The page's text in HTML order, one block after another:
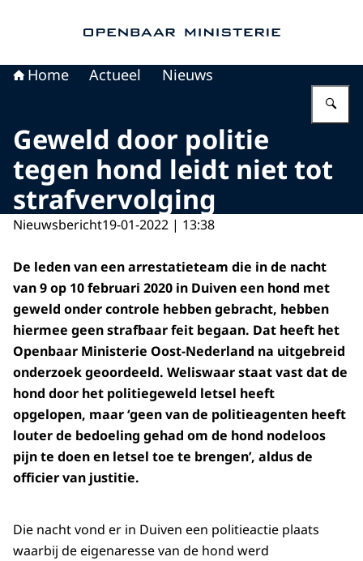
Home Actueel Nieuws
Geweld door politie
tegen hond leidt niet tot
strafvervolging
Nieuwsbericht19-01-2022 | 13:38
De leden van een arrestatieteam die in de nacht
van 9 op 10 februari 2020 in Duiven een hond met
geweld onder controle hebben gebracht, hebben
hiermee geen strafbaar feit begaan. Dat heeft het
Openbaar Ministerie Oost-Nederland na uitgebreid
onderzoek geoordeeld. Weliswaar staat vast dat de
hond door het politiegeweld letsel heeft
opgelopen, maar ‘geen van de politieagenten heeft
louter de bedoeling gehad om de hond nodeloos
pijn te doen en letsel toe te brengen’, aldus de
officier van justitie.
Die nacht vond er in Duiven een politieactie plaats
waarbij de eigenaresse van de hond werd